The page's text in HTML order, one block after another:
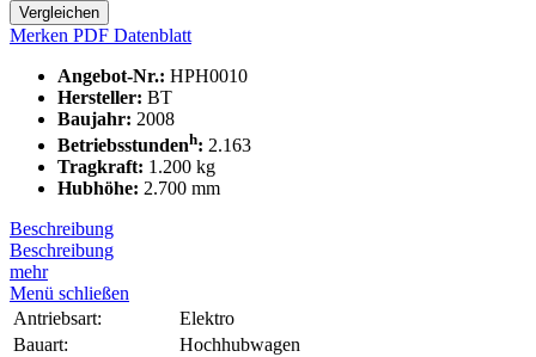
Vergleichen
Merken PDF Datenblatt
Angebot-Nr.: HPH0010
Hersteller: BT
Baujahr: 2008
Betriebsstundenh: 2.163
Tragkraft: 1.200 kg
Hubhöhe: 2.700 mm
Beschreibung
Beschreibung
mehr
Menü schließen
Antriebsart:
Elektro
Bauart:
Hochhubwagen